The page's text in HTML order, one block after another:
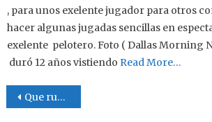
, para unos exelente jugador para otros
hacer algunas jugadas sencillas en
exelente pelotero. Foto ( Dallas Morning
duró 12 años vistiendo Read More…
Post navigation
Que ruede la pelota